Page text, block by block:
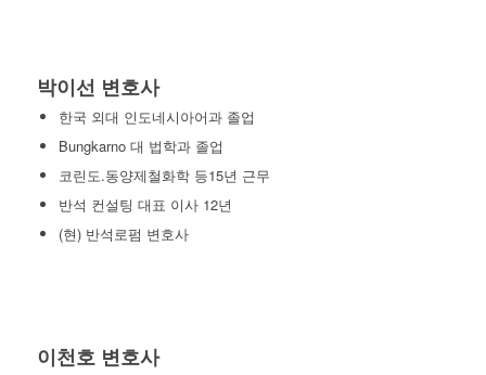
박이선 변호사
한국 외대 인도네시아어과 졸업
Bungkarno 대 법학과 졸업
코린도.동양제철화학 등15년 근무
반석 컨설팅 대표 이사 12년
(현) 반석로펌 변호사
이천호 변호사